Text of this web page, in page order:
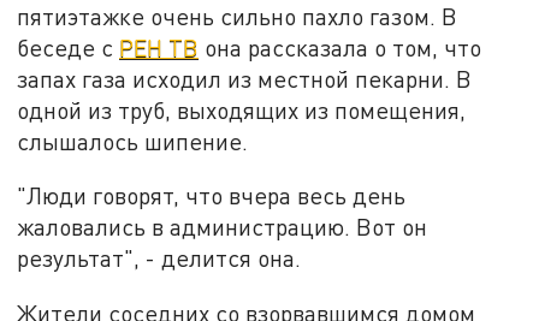
пятиэтажке очень сильно пахло газом. В
беседе с РЕН ТВ она рассказала о том, что
запах газа исходил из местной пекарни. В
одной из труб, выходящих из помещения,
слышалось шипение.
"Люди говорят, что вчера весь день
жаловались в администрацию. Вот он
результат", - делится она.
Жители соседних со взорвавшимся домом